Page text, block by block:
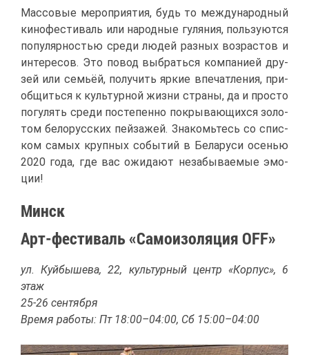
Мас­со­вые ме­ро­при­я­тия, будь то меж­ду­на­род­ный
ки­но­фе­сти­валь или на­род­ные гу­ля­ния, поль­зу­ют­ся
по­пу­ляр­но­стью сре­ди лю­дей раз­ных воз­рас­тов и
ин­те­ре­сов. Это по­вод вы­брать­ся ком­па­ни­ей дру­
зей или се­мьёй, по­лу­чить яр­кие впе­чат­ле­ния, при­
об­щить­ся к куль­тур­ной жиз­ни стра­ны, да и про­сто
по­гу­лять сре­ди по­сте­пен­но по­кры­ва­ю­щих­ся зо­ло­
том бе­ло­рус­ских пей­за­жей. Зна­комь­тесь со спис­
ком са­мых круп­ных со­бы­тий в Бе­ла­ру­си осе­нью
2020 го­да, где вас ожи­да­ют неза­бы­ва­е­мые эмо­
ции!
Минск
Арт-фе­сти­валь «Са­мо­изо­ля­ция OFF»
ул. Куй­бы­ше­ва, 22, куль­тур­ный центр «Кор­пус», 6
этаж
25-26 сен­тяб­ря
Вре­мя ра­бо­ты: Пт 18:00–04:00, Сб 15:00–04:00